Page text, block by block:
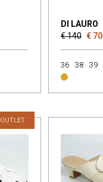
DI LAURO
€ 140 € 70
36 38 39
OUTLET